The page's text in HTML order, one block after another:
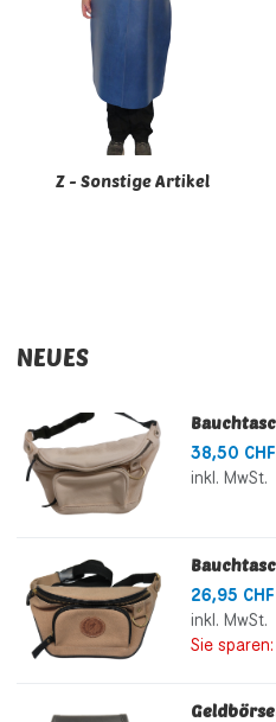
Z - Sonstige Artikel
NEUES
38,50 CHF
inkl. MwSt.
26,95 CHF
inkl. MwSt.
Sie sparen: